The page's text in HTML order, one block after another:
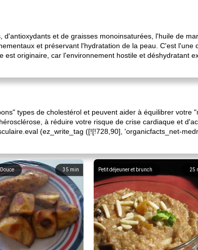
et de graisses monoinsaturées, l'huile de
et préservant l'hydratation de la peau. C'est l'une
est originaire, car l'environnement hostile et déshydratant
types de cholestérol et peuvent aider à équilibrer votre
à réduire votre risque de crise cardiaque et
(ez_write_tag ([![!728,90], 'organicfacts_net-
35 min 25
Petit déjeuner et brunch